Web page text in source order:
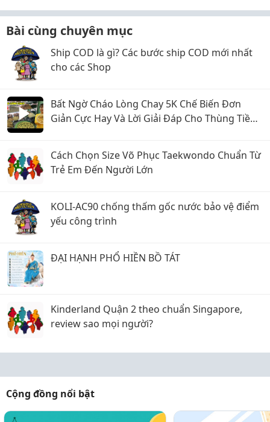
Bài cùng chuyên mục
Ship COD là gì? Các bước ship COD mới nhất
cho các Shop
Bất Ngờ Cháo Lòng Chay 5K Chế Biến Đơn
Giản Cực Hay Và Lời Giải Đáp Cho Thùng Tiền
Cách Chọn Size Võ Phục Taekwondo Chuẩn Từ
Trẻ Em Đến Người Lớn
KOLI-AC90 chống thấm gốc nước bảo vệ điểm
yếu công trình
ĐẠI HẠNH PHỔ HIỀN BỒ TÁT
Kinderland Quận 2 theo chuẩn Singapore,
review sao mọi người?
Cộng đồng nổi bật